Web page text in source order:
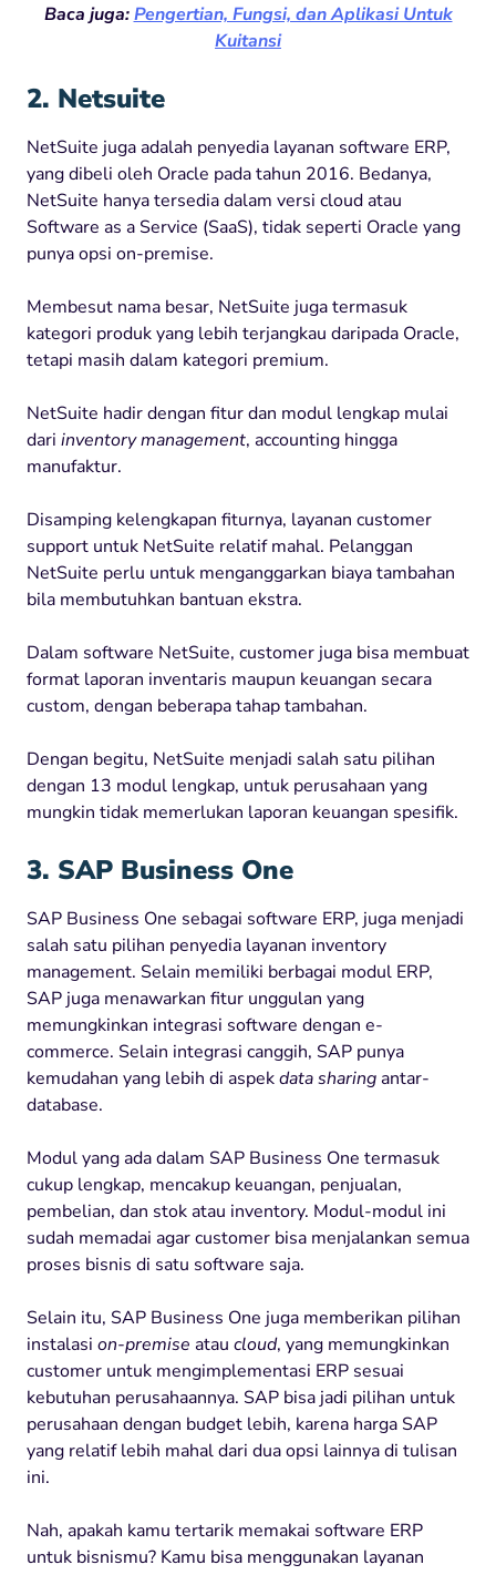
Baca juga:Pengertian, Fungsi, dan Aplikasi Untuk
Kuitansi
2. Netsuite
NetSuite juga adalah penyedia layanan software ERP,
yang dibeli oleh Oracle pada tahun 2016. Bedanya,
NetSuite hanya tersedia dalam versi cloud atau
Software as a Service (SaaS), tidak seperti Oracle yang
punya opsi on-premise.
Membesut nama besar, NetSuite juga termasuk
kategori produk yang lebih terjangkau daripada Oracle,
tetapi masih dalam kategori premium.
NetSuite hadir dengan fitur dan modul lengkap mulai
dari inventory management, accounting hingga
manufaktur.
Disamping kelengkapan fiturnya, layanan customer
support untuk NetSuite relatif mahal. Pelanggan
NetSuite perlu untuk menganggarkan biaya tambahan
bila membutuhkan bantuan ekstra.
Dalam software NetSuite, customer juga bisa membuat
format laporan inventaris maupun keuangan secara
custom, dengan beberapa tahap tambahan.
Dengan begitu, NetSuite menjadi salah satu pilihan
dengan 13 modul lengkap, untuk perusahaan yang
mungkin tidak memerlukan laporan keuangan spesifik.
3. SAP Business One
SAP Business One sebagai software ERP, juga menjadi
salah satu pilihan penyedia layanan inventory
management. Selain memiliki berbagai modul ERP,
SAP juga menawarkan fitur unggulan yang
memungkinkan integrasi software dengan e-
commerce. Selain integrasi canggih, SAP punya
kemudahan yang lebih di aspekdata sharingantar-
database.
Modul yang ada dalam SAP Business One termasuk
cukup lengkap, mencakup keuangan, penjualan,
pembelian, dan stok atau inventory. Modul-modul ini
sudah memadai agar customer bisa menjalankan semua
proses bisnis di satu software saja.
Selain itu, SAP Business One juga memberikan pilihan
instalasi on-premise atau cloud, yang memungkinkan
customer untuk mengimplementasi ERP sesuai
kebutuhan perusahaannya. SAP bisa jadi pilihan untuk
perusahaan dengan budget lebih, karena harga SAP
yang relatif lebih mahal dari dua opsi lainnya di tulisan
ini.
Nah, apakah kamu tertarik memakai software ERP
untuk bisnismu? Kamu bisa menggunakan layanan